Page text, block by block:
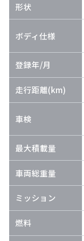
形状
ボディ仕様
登録年/月
走行距離(km)
車検
最大積載量
車両総重量
ミッション
燃料